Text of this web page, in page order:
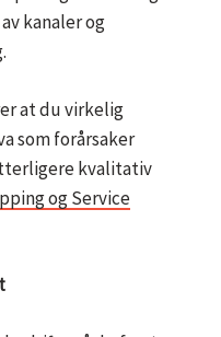
kanaler og
at du virkelig
som forårsaker
kvalitativ
og Service